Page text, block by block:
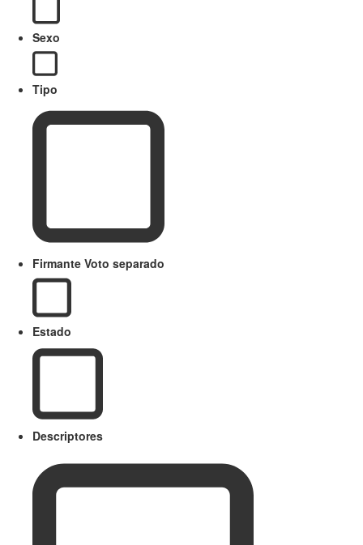
Sexo
Tipo
Firmante Voto separado
Estado
Descriptores